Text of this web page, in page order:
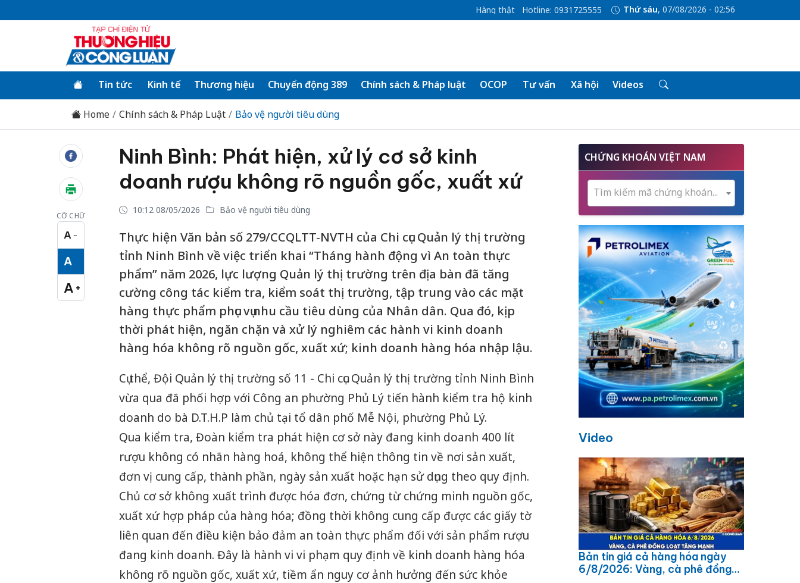
Hàng thật Hotline: 0931725555 Thứ sáu, 07/08/2026 - 02:56
Tin tức Kinh tế Thương hiệu Chuyển động 389 Chính sách & Pháp luật OCOP Tư vấn Xã hội Videos
Home Chính sách & Pháp Luật Bảo vệ người tiêu dùng
CỠ CHỮ
A −
Cỡ chữ nhỏ
A
Cỡ chữ vừa
A +
Cỡ chữ lớn
Ninh Bình: Phát hiện, xử lý cơ sở kinh
doanh rượu không rõ nguồn gốc, xuất xứ
10:12 08/05/2026 Bảo vệ người tiêu dùng
Thực hiện Văn bản số 279/CCQLTT-NVTH của Chi cục Quản lý thị trường
tỉnh Ninh Bình về việc triển khai “Tháng hành động vì An toàn thực
phẩm” năm 2026, lực lượng Quản lý thị trường trên địa bàn đã tăng
cường công tác kiểm tra, kiểm soát thị trường, tập trung vào các mặt
hàng thực phẩm phục vụ nhu cầu tiêu dùng của Nhân dân. Qua đó, kịp
thời phát hiện, ngăn chặn và xử lý nghiêm các hành vi kinh doanh
hàng hóa không rõ nguồn gốc, xuất xứ; kinh doanh hàng hóa nhập lậu.
Cụ thể, Đội Quản lý thị trường số 11 - Chi cục Quản lý thị trường tỉnh Ninh Bình
vừa qua đã phối hợp với Công an phường Phủ Lý tiến hành kiểm tra hộ kinh
doanh do bà D.T.H.P làm chủ tại tổ dân phố Mễ Nội, phường Phủ Lý.
Qua kiểm tra, Đoàn kiểm tra phát hiện cơ sở này đang kinh doanh 400 lít
rượu không có nhãn hàng hoá, không thể hiện thông tin về nơi sản xuất,
đơn vị cung cấp, thành phần, ngày sản xuất hoặc hạn sử dụng theo quy định.
Chủ cơ sở không xuất trình được hóa đơn, chứng từ chứng minh nguồn gốc,
xuất xứ hợp pháp của hàng hóa; đồng thời không cung cấp được các giấy tờ
liên quan đến điều kiện bảo đảm an toàn thực phẩm đối với sản phẩm rượu
đang kinh doanh. Đây là hành vi vi phạm quy định về kinh doanh hàng hóa
không rõ nguồn gốc, xuất xứ, tiềm ẩn nguy cơ ảnh hưởng đến sức khỏe
CHỨNG KHOÁN VIỆT NAM
Tìm kiếm mã chứng khoán...
Video
Bản tin giá cả hàng hóa ngày
6/8/2026: Vàng, cà phê đồng